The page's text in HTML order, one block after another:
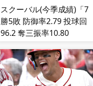
スクーバル(今季成績)「7
勝5敗 防御率2.79 投球回
96.2 奪三振率10.80